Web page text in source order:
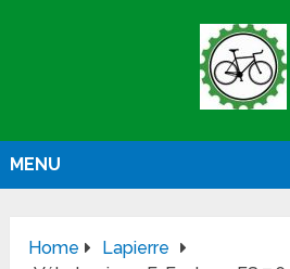
MENU
Home
Lapierre